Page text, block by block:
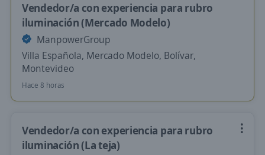
Vendedor/a con experiencia para rubro
iluminación (Mercado Modelo)
ManpowerGroup
Villa Española, Mercado Modelo, Bolívar,
Montevideo
Hace 8 horas
Vendedor/a con experiencia para rubro
iluminación (La teja)